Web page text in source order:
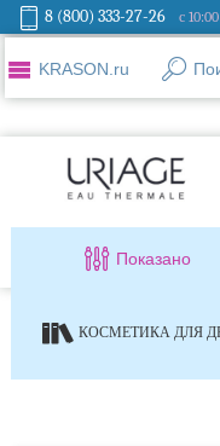
8 (800) 333-27-26 с 10:00
KRASON.ru
Показано
КОСМЕТИКА ДЛЯ